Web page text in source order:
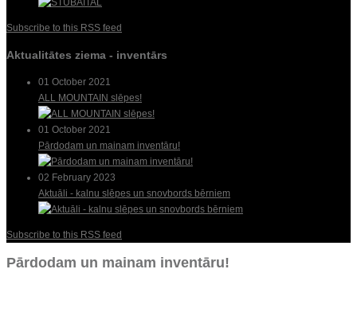
Subscribe to this RSS feed
Aktualitātes ziema - inventārs
01 October 2021
ALL MOUNTAIN slēpes!
01 October 2021
Pārdodam un mainam inventāru!
02 February 2023
Aktuāli - kalnu slēpes un snovbords bērniem
Subscribe to this RSS feed
Pārdodam un mainam inventāru!